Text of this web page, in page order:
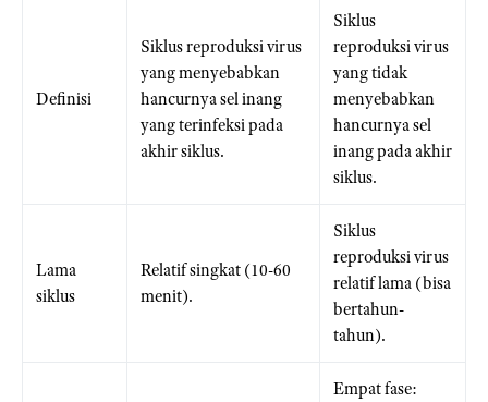
Definisi
Siklus reproduksi virus
yang menyebabkan
hancurnya sel inang
yang terinfeksi pada
akhir siklus.
Siklus
reproduksi virus
yang tidak
menyebabkan
hancurnya sel
inang pada akhir
siklus.
Lama
siklus
Relatif singkat (10-60
menit).
Siklus
reproduksi virus
relatif lama (bisa
bertahun-
tahun).
Empat fase: